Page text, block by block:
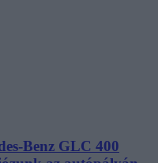
Benz GLC 400